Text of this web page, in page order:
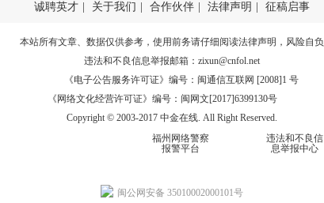
诚聘英才 关于我们 合作伙伴 法律声明 征稿启事
本站所有文章、数据仅供参考，使用前务请仔细阅读法律声明 ，风险自负
违法和不良信息举报邮箱： zixun@cnfol.net
《电子公告服务许可证》编号：闽通信互联网 [2008]1 号
《网络文化经营许可证》编号：闽网文[2017]6399130号
Copyright © 2003-2017 中金在线. All Right Reserved.
福州网络警察
报警平台
违法和不良信
息举报中心
闽公网安备 35010002000101号